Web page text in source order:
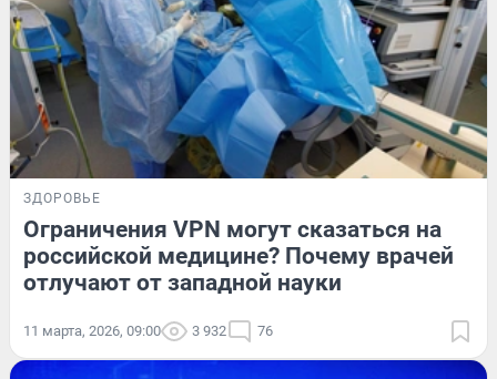
ЗДОРОВЬЕ
Ограничения VPN могут сказаться на
российской медицине? Почему врачей
отлучают от западной науки
11 марта, 2026, 09:00 3 932 76